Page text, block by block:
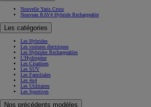
Nouvelle Yaris Cross
Nouveau RAV4 Hybride Rechargeable
Les catégories
Les Hybrides
Les voitures électriques
Les Hybrides Rechargeables
L'Hydrogène
Les Citadines
Les SUV
Les Familiales
Les 4x4
Les Utilitaires
Les Sportives
Nos précédents modèles